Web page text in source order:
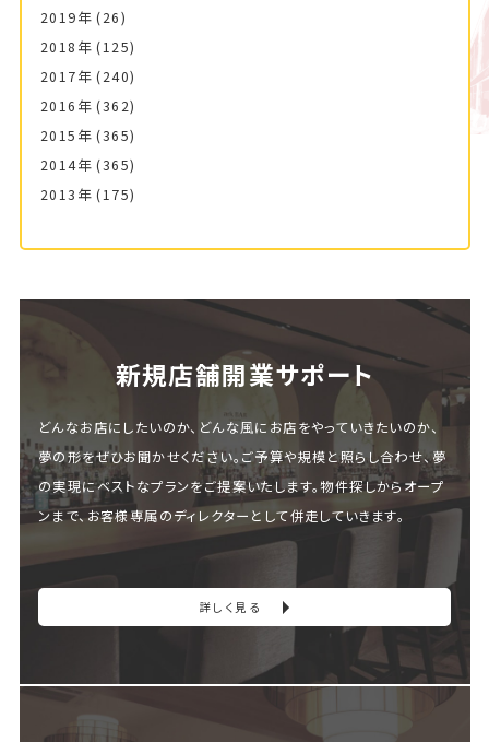
2019年 (26)
2018年 (125)
2017年 (240)
2016年 (362)
2015年 (365)
2014年 (365)
2013年 (175)
新規店舗開業サポート
どんなお店にしたいのか、どんな風にお店をやっていきたいのか、
夢の形をぜひお聞かせください。ご予算や規模と照らし合わせ、夢
の実現にベストなプランをご提案いたします。物件探しからオープ
ンまで、お客様専属のディレクターとして併走していきます。
詳しく見る